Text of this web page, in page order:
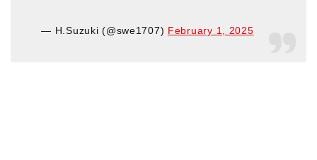
— H.Suzuki (@swe1707) February 1, 2025